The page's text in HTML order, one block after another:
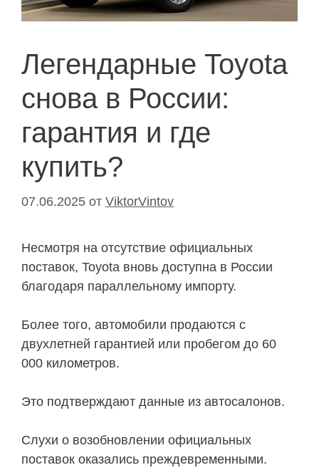
Легендарные Toyota
снова в России:
гарантия и где
купить?
07.06.2025 от ViktorVintov
Несмотря на отсутствие официальных
поставок, Toyota вновь доступна в России
благодаря параллельному импорту.
Более того, автомобили продаются с
двухлетней гарантией или пробегом до 60
000 километров.
Это подтверждают данные из автосалонов.
Слухи о возобновлении официальных
поставок оказались преждевременными.